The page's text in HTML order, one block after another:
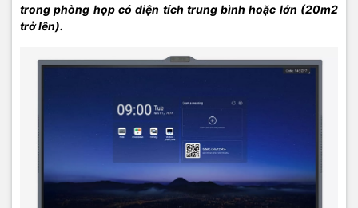
trong phòng họp có diện tích trung bình hoặc lớn (20m2
trở lên).